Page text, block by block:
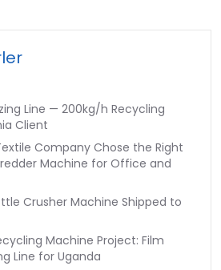
Line — 200kg/h Recycling
Client
Company Chose the Right
Machine for Office and
Crusher Machine Shipped to
Machine Project: Film
Line for Uganda